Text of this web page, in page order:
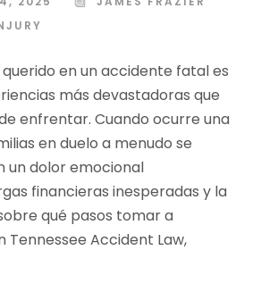
en un accidente fatal es
más devastadoras que
enfrentar. Cuando ocurre una
en duelo a menudo se
un dolor emocional
financieras inesperadas y la
qué pasos tomar a
Tennessee Accident Law,